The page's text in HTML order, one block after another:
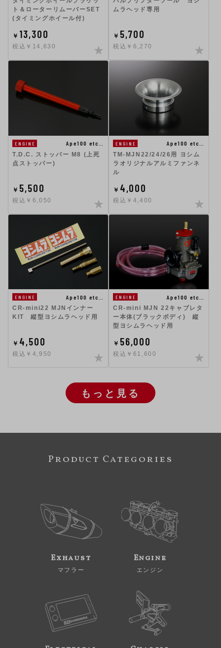
ト＆ローターリムーバーSET
(タイミングホイール付)
￥ 13,300
税込￥14,630
ムラヘッド専用
￥ 5,700
税込￥6,270
ENGINE
Ape100 etc…
T.D.C. ストッパー M8 (上死
点ストッパー)
￥ 5,500
税込￥6,050
ENGINE
Ape100 etc…
TM-MJN22/24/26用 ヨシム
ラオリジナルアルミファンネ
ル
￥ 4,000
税込￥4,400
ENGINE
Ape100 etc…
CR-mini22 MJNインナー
KIT 縦型ヨシムラヘッド用
￥ 4,500
税込￥4,950
ENGINE
Ape100 etc…
CR-mini MJN 22キャブレタ
ー本体(ブラックボディ) 縦
型ヨシムラヘッド用
￥ 56,000
税込￥61,600
もっと見る
Product Categories
Exhaust
マフラー
Engine
エンジン